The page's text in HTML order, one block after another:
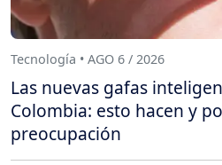
Tecnología • AGO 6 / 2026
Las nuevas gafas
Colombia: esto hacen y
preocupación